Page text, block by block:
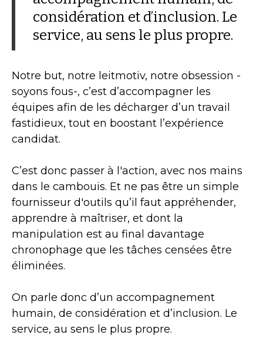
considération et d’inclusion. Le
service, au sens le plus propre.
Notre but, notre leitmotiv, notre obsession -
soyons fous-, c’est d’accompagner les
équipes afin de les décharger d’un travail
fastidieux, tout en boostant l’expérience
candidat.
C’est donc passer à l'action, avec nos mains
dans le cambouis. Et ne pas être un simple
fournisseur d'outils qu’il faut appréhender,
apprendre à maîtriser, et dont la
manipulation est au final davantage
chronophage que les tâches censées être
éliminées.
On parle donc d’un accompagnement
humain, de considération et d’inclusion. Le
service, au sens le plus propre.